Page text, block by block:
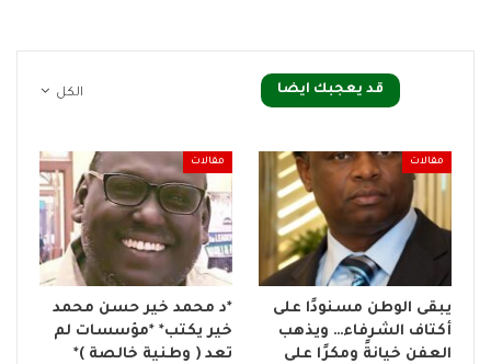
الكل قد يعجبك ايضا
مقالات
يبقى الوطن مسنودًا على
أكتاف الشرفاء… ويذهب
العفن خيانةً ومكرًا على
مقالات
*د محمد خير حسن محمد
خير يكتب* *مؤسسات لم
تعد ( وطنية خالصة )*